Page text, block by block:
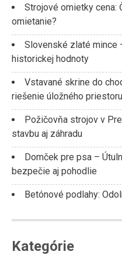
Strojové omietky cena:
omietanie?
Slovenské zlaté mince
historickej hodnoty
Vstavané skrine do
riešenie úložného priestoru
Požičovňa strojov v
stavbu aj záhradu
Domček pre psa –
bezpečie aj pohodlie
Betónové podlahy:
Kategórie